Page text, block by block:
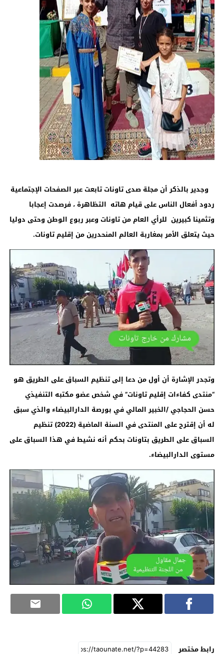
وجدير بالذكر أن مجلة صدى تاونات تابعت عبر الصفحات الإجتماعية
ردود أفعال الناس على قيام هاته التظاهرة ، فرصدت إعجابا
وتثمينا كبيرين للرأي العام من تاونات وعبر ربوع الوطن وحتى دوليا
حيث يتعلق الأمر بمغاربة العالم المنحدرين من إقليم تاونات.
وتجدر الإشارة أن أول من دعا إلى تنظيم السباق على الطريق هو
“منتدى كفاءات إقليم تاونات” في شخص عضو مكتبه التنفيذي
حسن الحجاجي /الخبير المالي في بورصة الدارالبيضاء والذي سبق
له أن إقترح على المنتدى في السنة الماضية (2022) تنظيم
السباق على الطريق بتاونات بحكم أنه نشيط في هذا السباق على
مستوى الدارالبيضاء.
رابط مختصر